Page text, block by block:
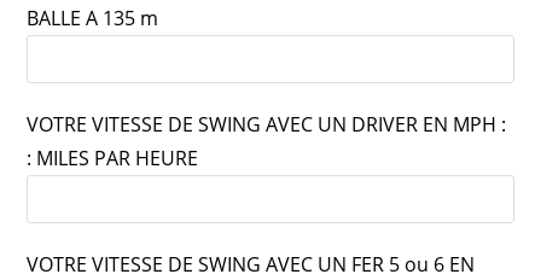
BALLE A 135 m
VOTRE VITESSE DE SWING AVEC UN DRIVER EN MPH :
: MILES PAR HEURE
VOTRE VITESSE DE SWING AVEC UN FER 5 ou 6 EN